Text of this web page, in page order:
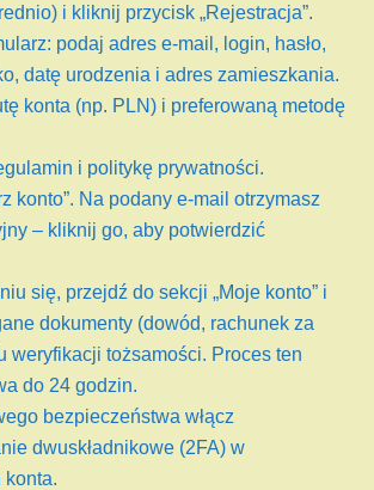
i kliknij przycisk „Rejestracja”.
podaj adres e-mail, login, hasło,
datę urodzenia i adres zamieszkania.
konta (np. PLN) i preferowaną metodę
i politykę prywatności.
konto”. Na podany e-mail otrzymasz
– kliknij go, aby potwierdzić
się, przejdź do sekcji „Moje konto” i
dokumenty (dowód, rachunek za
weryfikacji tożsamości. Proces ten
do 24 godzin.
bezpieczeństwa włącz
dwuskładnikowe (2FA) w
konta.